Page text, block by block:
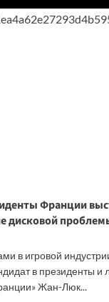
Франции
дисковой
в игровой
в президенты и
Жан-Люк...